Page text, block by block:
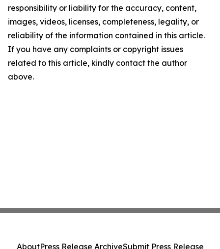
responsibility or liability for the accuracy, content,
images, videos, licenses, completeness, legality, or
reliability of the information contained in this article.
If you have any complaints or copyright issues
related to this article, kindly contact the author
above.
AboutPress Release ArchiveSubmit Press Release